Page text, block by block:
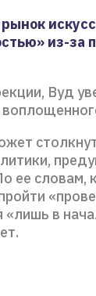
из-
Вуд
ее словам,
в